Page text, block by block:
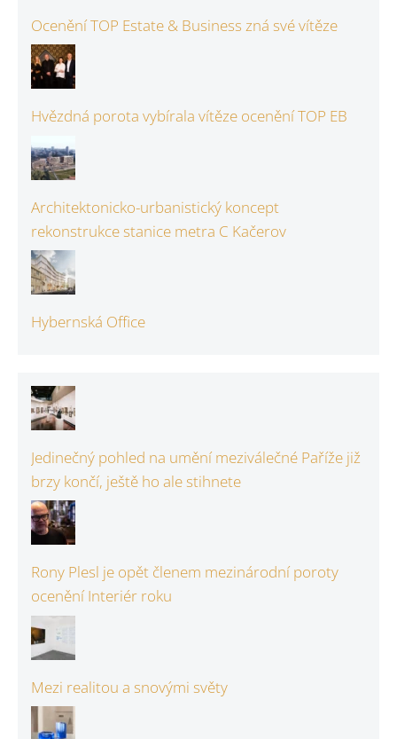
Ocenění TOP Estate & Business zná své vítěze
Hvězdná porota vybírala vítěze ocenění TOP EB
Architektonicko-urbanistický koncept
rekonstrukce stanice metra C Kačerov
Hybernská Office
Jedinečný pohled na umění meziválečné Paříže již
brzy končí, ještě ho ale stihnete
Rony Plesl je opět členem mezinárodní poroty
ocenění Interiér roku
Mezi realitou a snovými světy